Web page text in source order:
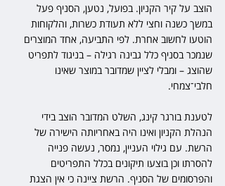
הוצב על קיר הקניון. בפועל, נטען, הסניף פעל
במשך כשנה וחצי ללא תעודת כשרות, והלקוחות
הוטעו לחשוב אחרת. לפי התביעה, אחד המוצרים
שנמכר בסניף כלל גבינה רגילה – בניגוד לתפריט
שהוצג – ומבלי לציין שמדובר במוצר שאינו
חלבי־צמחי.
לטענת בורגר קינג, השלט המדובר הוצב בידי
הנהלת הקניון ואינו היה באחריותה הישירה של
הרשת. עם גילוי העניין, נמסר, נעשה פנייה
להסרתו וכן בוצעו תיקונים בכלל התפריטים
והפרסומים של הסניף. הרשת ציינה כי אין הצגת